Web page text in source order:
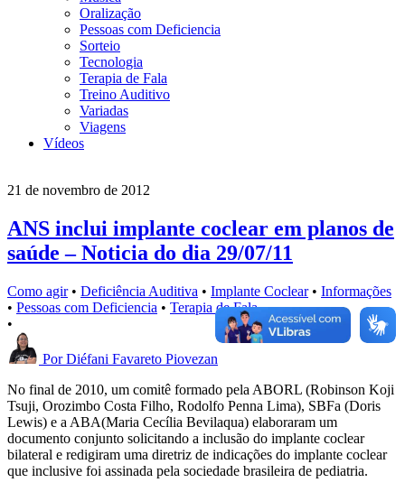
Oralização
Pessoas com Deficiencia
Sorteio
Tecnologia
Terapia de Fala
Treino Auditivo
Variadas
Viagens
Vídeos
21 de novembro de 2012
ANS inclui implante coclear em planos de
saúde – Noticia do dia 29/07/11
Como agir • Deficiência Auditiva • Implante Coclear • Informações
• Pessoas com Deficiencia • Terapia de Fala
•
Por Diéfani Favareto Piovezan
No final de 2010, um comitê formado pela ABORL (Robinson Koji
Tsuji, Orozimbo Costa Filho, Rodolfo Penna Lima), SBFa (Doris
Lewis) e a ABA(Maria Cecília Bevilaqua) elaboraram um
documento conjunto solicitando a inclusão do implante coclear
bilateral e redigiram uma diretriz de indicações do implante coclear
que inclusive foi assinada pela sociedade brasileira de pediatria.